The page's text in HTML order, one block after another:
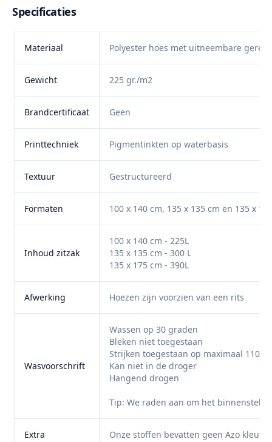
Specificaties
Materiaal Polyester hoes met uitneembare
Gewicht 225 gr./m2
Brandcertificaat Geen
Printtechniek Pigmentinkten op waterbasis
Textuur Gestructureerd
Formaten 100 x 140 cm, 135 x 135 cm en 135 x
Inhoud zitzak
100 x 140 cm - 225L
135 x 135 cm - 300 L
135 x 175 cm - 390L
Afwerking Hoezen zijn voorzien van een rits
Wasvoorschrift
Wassen op 30 graden
Bleken niet toegestaan
Strijken toegestaan op maximaal 110
Kan niet in de droger
Hangend drogen
Tip: We raden aan om het
Extra Onze stoffen bevatten geen Azo